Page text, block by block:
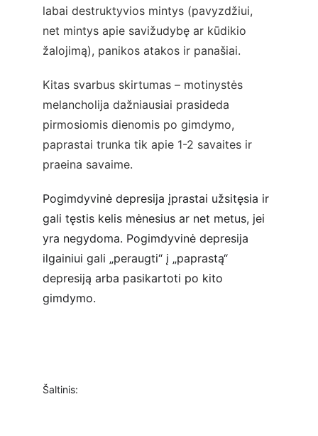
labai destruktyvios mintys (pavyzdžiui,
net mintys apie savižudybę ar kūdikio
žalojimą), panikos atakos ir panašiai.
Kitas svarbus skirtumas – motinystės
melancholija dažniausiai prasideda
pirmosiomis dienomis po gimdymo,
paprastai trunka tik apie 1-2 savaites ir
praeina savaime.
Pogimdyvinė depresija įprastai užsitęsia ir
gali tęstis kelis mėnesius ar net metus, jei
yra negydoma. Pogimdyvinė depresija
ilgainiui gali „peraugti“ į „paprastą“
depresiją arba pasikartoti po kito
gimdymo.
Šaltinis: